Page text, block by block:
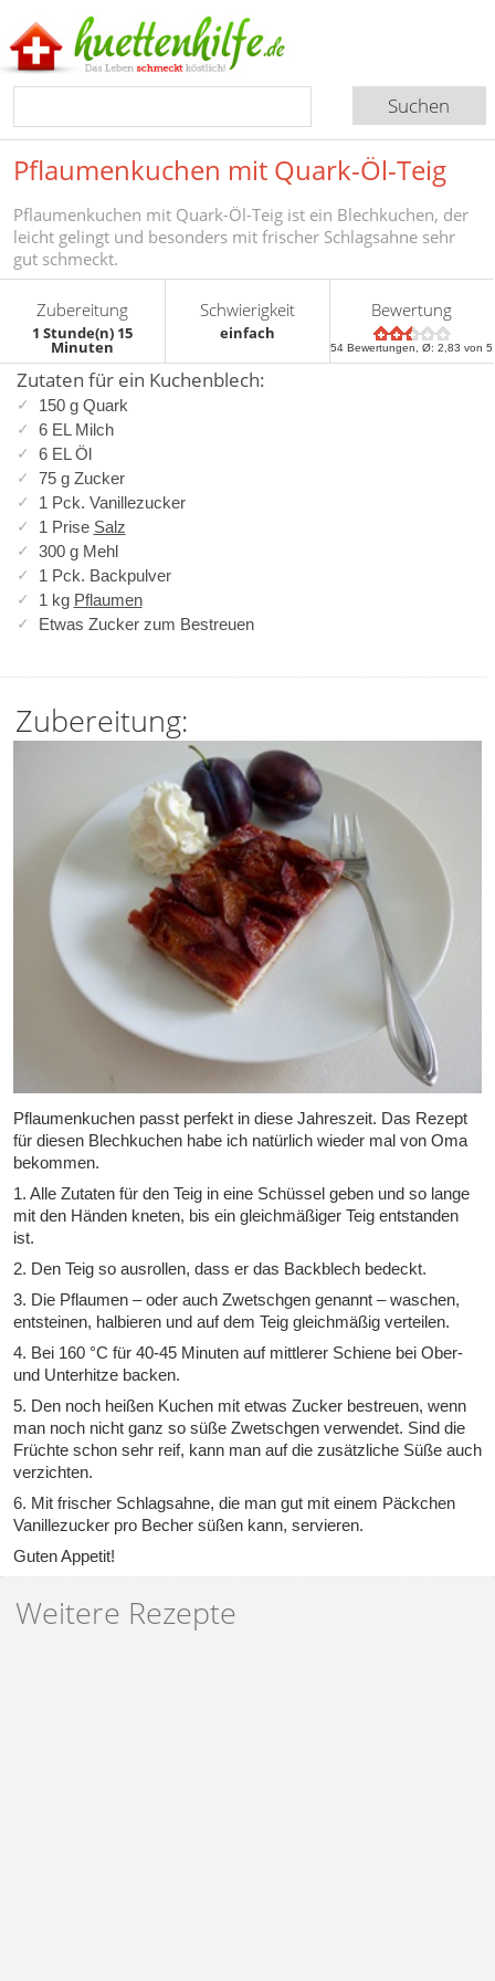
Pflaumenkuchen mit Quark-Öl-Teig
Pflaumenkuchen mit Quark-Öl-Teig ist ein Blechkuchen, der
leicht gelingt und besonders mit frischer Schlagsahne sehr
gut schmeckt.
Zubereitung
1 Stunde(n) 15
Minuten
Schwierigkeit
einfach
Bewertung
54 Bewertungen, Ø:2,83 von 5
Zutaten für ein Kuchenblech:
150 g Quark
6 EL Milch
6 EL Öl
75 g Zucker
1 Pck. Vanillezucker
1 Prise Salz
300 g Mehl
1 Pck. Backpulver
1 kg Pflaumen
Etwas Zucker zum Bestreuen
Zubereitung:
Pflaumenkuchen passt perfekt in diese Jahreszeit. Das Rezept
für diesen Blechkuchen habe ich natürlich wieder mal von Oma
bekommen.
1. Alle Zutaten für den Teig in eine Schüssel geben und so lange
mit den Händen kneten, bis ein gleichmäßiger Teig entstanden
ist.
2. Den Teig so ausrollen, dass er das Backblech bedeckt.
3. Die Pflaumen – oder auch Zwetschgen genannt – waschen,
entsteinen, halbieren und auf dem Teig gleichmäßig verteilen.
4. Bei 160 °C für 40-45 Minuten auf mittlerer Schiene bei Ober-
und Unterhitze backen.
5. Den noch heißen Kuchen mit etwas Zucker bestreuen, wenn
man noch nicht ganz so süße Zwetschgen verwendet. Sind die
Früchte schon sehr reif, kann man auf die zusätzliche Süße auch
verzichten.
6. Mit frischer Schlagsahne, die man gut mit einem Päckchen
Vanillezucker pro Becher süßen kann, servieren.
Guten Appetit!
Weitere Rezepte